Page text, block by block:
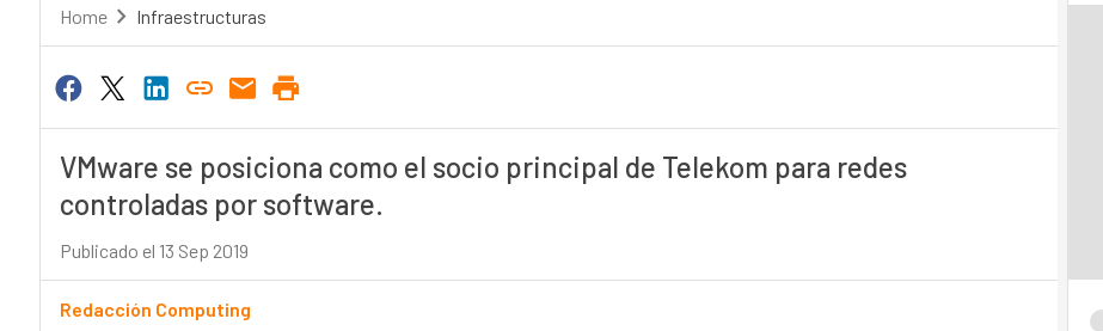
Home Infraestructuras
VMware se posiciona como el socio principal de Telekom para redes
controladas por software.
Publicado el 13 Sep 2019
Redacción Computing